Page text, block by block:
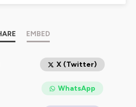
EMBED
X (Twitter)
WhatsApp